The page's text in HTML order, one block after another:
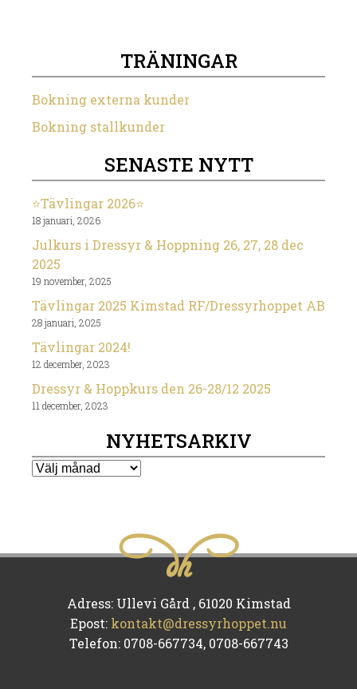
TRÄNINGAR
Bokning externa kunder
Bokning stallkunder
SENASTE NYTT
⭐️Tävlingar 2026⭐️
18 januari, 2026
Julkurs i Dressyr & Hoppning 26, 27, 28 dec
2025
19 november, 2025
Tävlingar 2025 Kimstad RF/Dressyrhoppet AB
28 januari, 2025
Tävlingar 2024!
12 december, 2023
Dressyr & Hoppkurs den 26-28/12 2025
11 december, 2023
NYHETSARKIV
Nyhetsarkiv
Adress: Ullevi Gård , 61020 Kimstad
Epost: kontakt@dressyrhoppet.nu
Telefon: 0708-667734, 0708-667743